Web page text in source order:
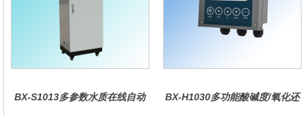
BX-S1013多参数水质在线自动
BX-H1030多功能酸碱度/氧化还